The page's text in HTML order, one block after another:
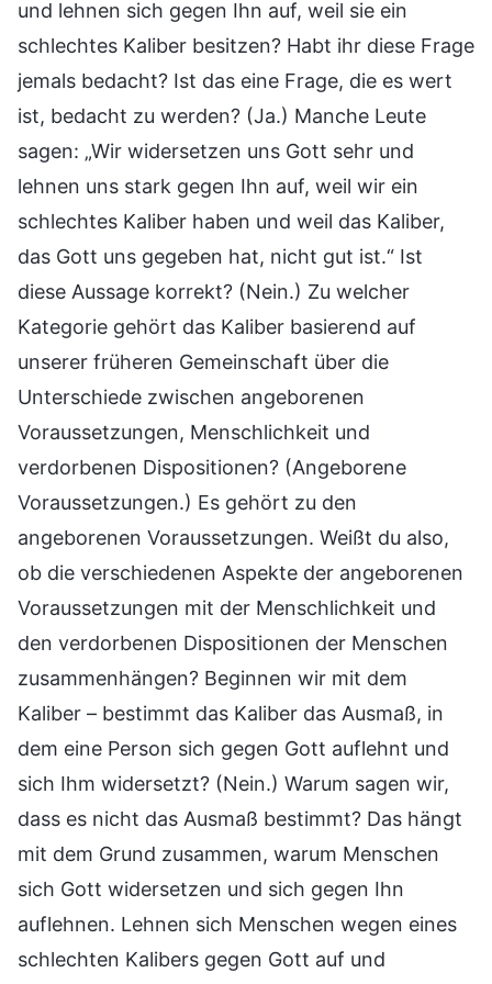
und lehnen sich gegen Ihn auf, weil sie ein
schlechtes Kaliber besitzen? Habt ihr diese Frage
jemals bedacht? Ist das eine Frage, die es wert
ist, bedacht zu werden? (Ja.) Manche Leute
sagen: „Wir widersetzen uns Gott sehr und
lehnen uns stark gegen Ihn auf, weil wir ein
schlechtes Kaliber haben und weil das Kaliber,
das Gott uns gegeben hat, nicht gut ist.“ Ist
diese Aussage korrekt? (Nein.) Zu welcher
Kategorie gehört das Kaliber basierend auf
unserer früheren Gemeinschaft über die
Unterschiede zwischen angeborenen
Voraussetzungen, Menschlichkeit und
verdorbenen Dispositionen? (Angeborene
Voraussetzungen.) Es gehört zu den
angeborenen Voraussetzungen. Weißt du also,
ob die verschiedenen Aspekte der angeborenen
Voraussetzungen mit der Menschlichkeit und
den verdorbenen Dispositionen der Menschen
zusammenhängen? Beginnen wir mit dem
Kaliber – bestimmt das Kaliber das Ausmaß, in
dem eine Person sich gegen Gott auflehnt und
sich Ihm widersetzt? (Nein.) Warum sagen wir,
dass es nicht das Ausmaß bestimmt? Das hängt
mit dem Grund zusammen, warum Menschen
sich Gott widersetzen und sich gegen Ihn
auflehnen. Lehnen sich Menschen wegen eines
schlechten Kalibers gegen Gott auf und